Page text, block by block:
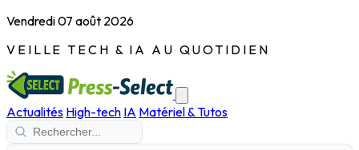
Vendredi 07 août 2026
VEILLE TECH & IA AU QUOTIDIEN
Actualités High-tech IA Matériel & Tutos